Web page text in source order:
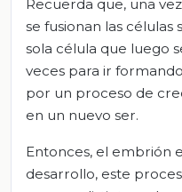
Recuerda que, una
se fusionan las células
sola célula que luego
veces para ir
por un proceso de
en un nuevo ser.
Entonces, el embrión
desarrollo, este